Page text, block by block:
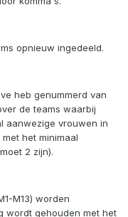
opnieuw ingedeeld.
heb genummerd van
de teams waarbij
aanwezige vrouwen in
het minimaal
2 zijn).
M13) worden
wordt gehouden met het